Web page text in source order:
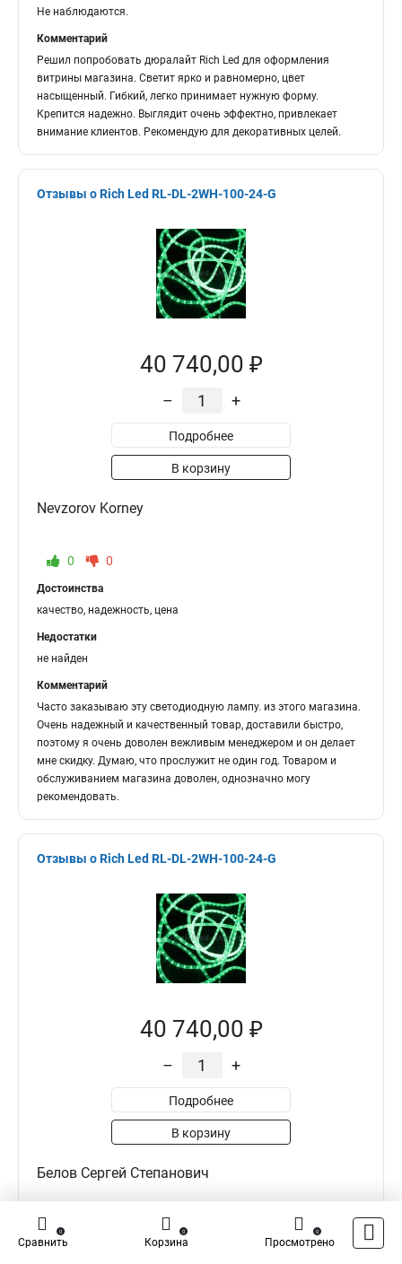
Не наблюдаются.
Комментарий
Решил попробовать дюралайт Rich Led для оформления
витрины магазина. Светит ярко и равномерно, цвет
насыщенный. Гибкий, легко принимает нужную форму.
Крепится надежно. Выглядит очень эффектно, привлекает
внимание клиентов. Рекомендую для декоративных целей.
Отзывы о Rich Led RL-DL-2WH-100-24-G
40 740,00 ₽
– +
Подробнее
В корзину
Nevzorov Korney
0 0
Достоинства
качество, надежность, цена
Недостатки
не найден
Комментарий
Часто заказываю эту светодиодную лампу. из этого магазина.
Очень надежный и качественный товар, доставили быстро,
поэтому я очень доволен вежливым менеджером и он делает
мне скидку. Думаю, что прослужит не один год. Товаром и
обслуживанием магазина доволен, однозначно могу
рекомендовать.
Отзывы о Rich Led RL-DL-2WH-100-24-G
40 740,00 ₽
– +
Подробнее
В корзину
Белов Сергей Степанович
Сравнить
0
Корзина
0
Просмотрено
0